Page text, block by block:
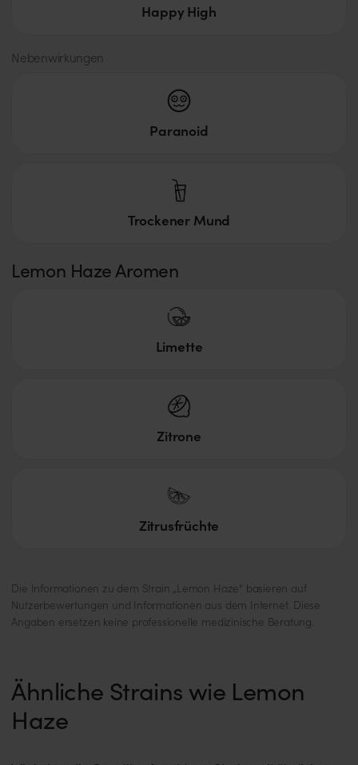
Happy High
Nebenwirkungen
Paranoid
Trockener Mund
Lemon Haze Aromen
Limette
Zitrone
Zitrusfrüchte
Die Informationen zu dem Strain „Lemon Haze“ basieren auf
Nutzerbewertungen und Informationen aus dem Internet. Diese
Angaben ersetzen keine professionelle medizinische Beratung.
Ähnliche Strains wie Lemon
Haze